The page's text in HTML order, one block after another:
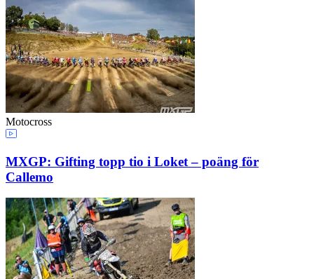
Motocross
MXGP: Gifting topp tio i Loket – poäng för
Callemo